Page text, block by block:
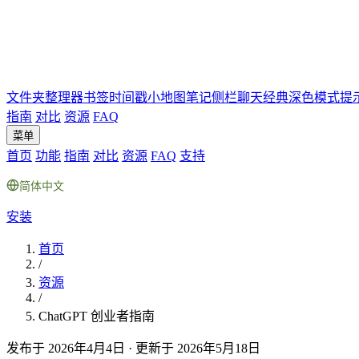
文件夹整理器书签时间戳小地图笔记侧栏聊天经典深色模式提
指南 对比 资源 FAQ
菜单
首页 功能 指南 对比 资源 FAQ 支持
简体中文
安装
首页
/
资源
/
ChatGPT 创业者指南
发布于 2026年4月4日 · 更新于 2026年5月18日